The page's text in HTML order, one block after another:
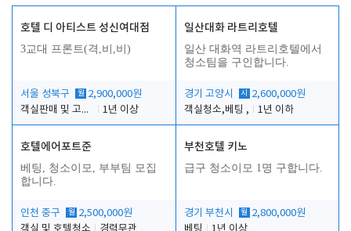
호텔 디 아티스트 성신여대점
3교대 프론트(격,비,비)
서울 성북구 월 2,900,000원
객실판매 및 고객응대
1년 이상
일산대화 라트리호텔
일산 대화역 라트리호텔에서
청소팀을 구인합니다.
경기 고양시 시
2,600,000원
객실청소,베팅 ,
1년 이하
호텔에어포트준
베팅, 청소이모, 부부팀 모집
합니다.
인천 중구 월 2,500,000원
부천호텔 키노
급구 청소이모 1명 구합니다.
경기 부천시 월 2,800,000원